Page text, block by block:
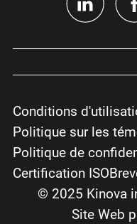
Conditions
Politique sur les
Politique de
Certification ISO
© 2025 Kinova
Site Web